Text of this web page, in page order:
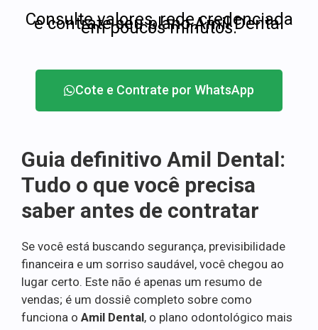
Consulte valores, rede credenciada
e contrate seu plano Amil Dental
em poucos minutos.
Cote e Contrate por WhatsApp
Guia definitivo Amil Dental:
Tudo o que você precisa
saber antes de contratar
Se você está buscando segurança, previsibilidade
financeira e um sorriso saudável, você chegou ao
lugar certo. Este não é apenas um resumo de
vendas; é um dossiê completo sobre como
funciona o Amil Dental, o plano odontológico mais